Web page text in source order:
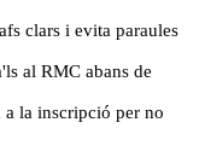
clars i evita paraules
al RMC abans de
a la inscripció per no